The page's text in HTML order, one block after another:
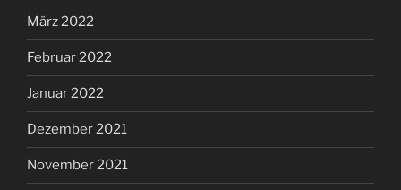
März 2022
Februar 2022
Januar 2022
Dezember 2021
November 2021